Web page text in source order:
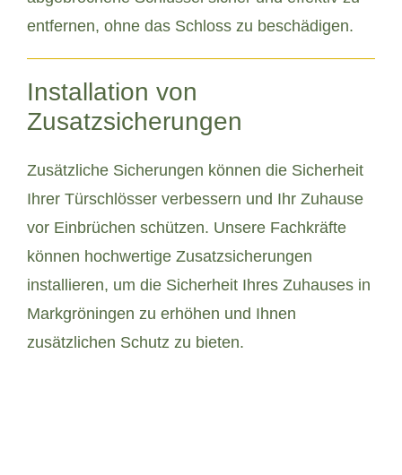
entfernen, ohne das Schloss zu beschädigen.
Installation von
Zusatzsicherungen
Zusätzliche Sicherungen können die Sicherheit
Ihrer Türschlösser verbessern und Ihr Zuhause
vor Einbrüchen schützen. Unsere Fachkräfte
können hochwertige Zusatzsicherungen
installieren, um die Sicherheit Ihres Zuhauses in
Markgröningen zu erhöhen und Ihnen
zusätzlichen Schutz zu bieten.